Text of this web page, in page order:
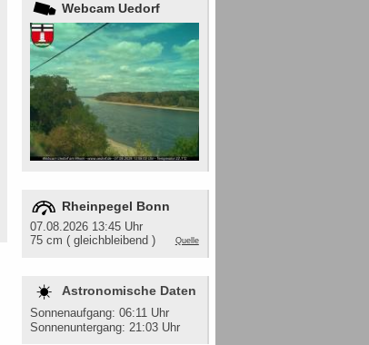
Webcam Uedorf
Rheinpegel Bonn
07.08.2026 13:45 Uhr
75 cm ( gleichbleibend )
Quelle
Astronomische Daten
Sonnenaufgang: 06:11 Uhr
Sonnenuntergang: 21:03 Uhr